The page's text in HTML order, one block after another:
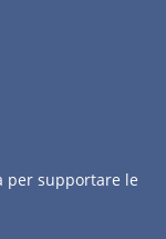
per supportare le